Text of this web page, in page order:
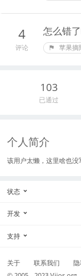
4
评论
怎么错
苹果摘
103
已通过
个人简介
该用户太懒，这里啥也
状态
开发
支持
关于 联系我们